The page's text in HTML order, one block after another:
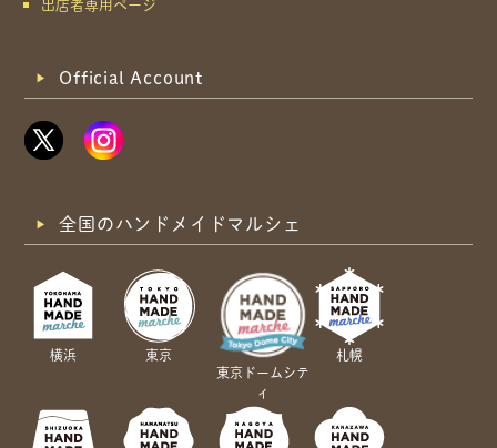
出店者専用ページ
Official Account
全国のハンドメイドマルシェ
横浜
東京
東京ドームシテ
ィ
札幌